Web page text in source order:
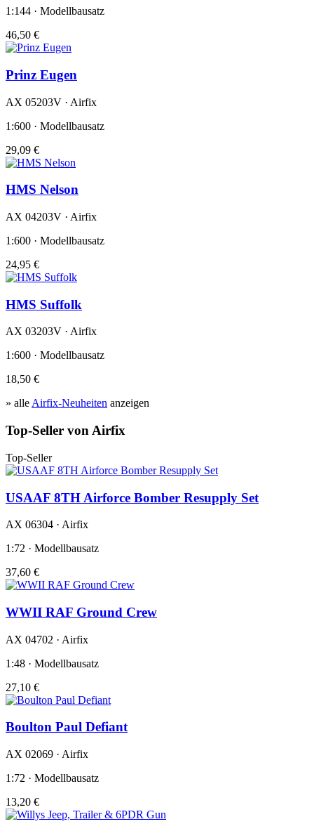
1:144 · Modellbausatz
46,50 €
Prinz Eugen
AX 05203V · Airfix
1:600 · Modellbausatz
29,09 €
HMS Nelson
AX 04203V · Airfix
1:600 · Modellbausatz
24,95 €
HMS Suffolk
AX 03203V · Airfix
1:600 · Modellbausatz
18,50 €
» alle Airfix-Neuheiten anzeigen
Top-Seller von Airfix
Top-Seller
USAAF 8TH Airforce Bomber Resupply Set
AX 06304 · Airfix
1:72 · Modellbausatz
37,60 €
WWII RAF Ground Crew
AX 04702 · Airfix
1:48 · Modellbausatz
27,10 €
Boulton Paul Defiant
AX 02069 · Airfix
1:72 · Modellbausatz
13,20 €